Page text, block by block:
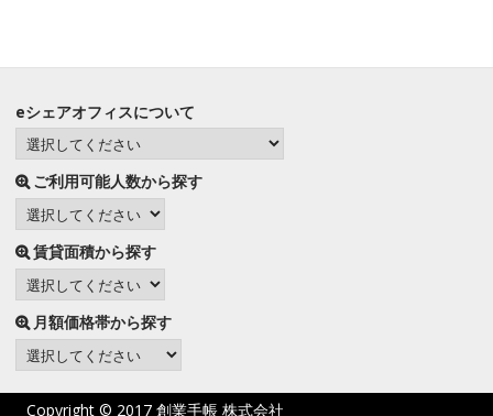
eシェアオフィスについて
ご利用可能人数から探す
賃貸面積から探す
月額価格帯から探す
Copyright © 2017 創業手帳 株式会社